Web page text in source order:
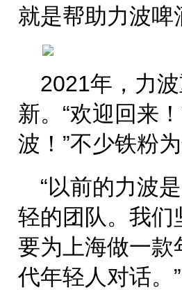
就是帮助力波啤
2021年，力
新。“欢迎回来
波！”不少铁粉
“以前的力波
轻的团队。我们
要为上海做一款
代年轻人对话。